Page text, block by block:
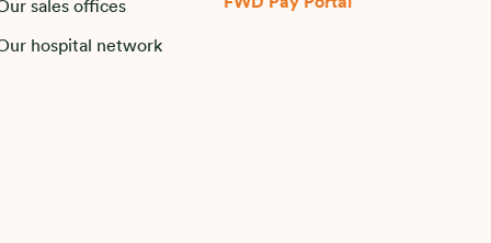
sales offices
hospital network